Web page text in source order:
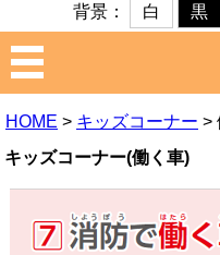
背景： 白 黒
HOME > キッズコーナー >
キッズコーナー(働く車)